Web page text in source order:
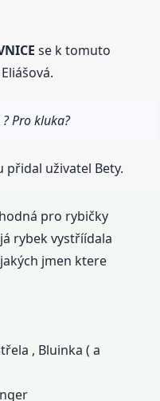
se k tomuto
Pro kluka?
uživatel Bety.
pro rybičky
rybek vystříídala
jmen ktere
, Bluinka ( a